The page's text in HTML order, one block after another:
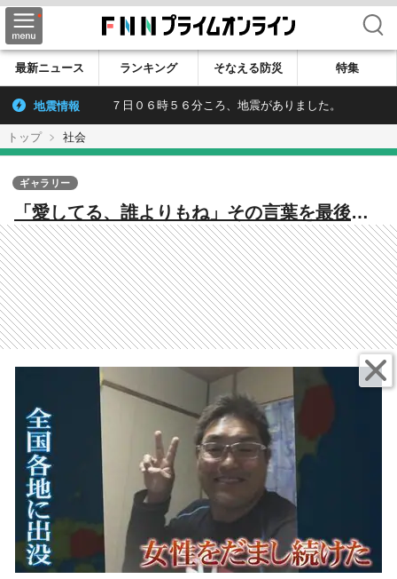
検索
最新ニュース ランキング そなえる防災 特集
地震情報 ７日０６時５６分ころ、地震がありました。
トップ 社会
「愛してる、誰よりもね」その言葉を最後
に…“息をするように人をだませる”詐欺罪に
問われた51歳の男に判決
ギャラリー